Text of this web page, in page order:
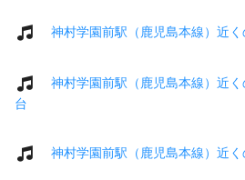
神村学園前駅（鹿児島本線）近
神村学園前駅（鹿児島本線）近
台
神村学園前駅（鹿児島本線）近